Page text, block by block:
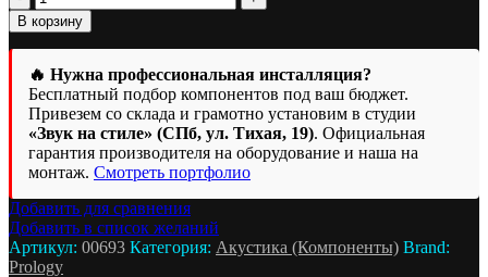
товара
Динамики
Prology
RX-
165
KRAKEN
-
2
полосная
акустическая
система
В корзину
🔥 Нужна профессиональная инсталляция?
Бесплатный подбор компонентов под ваш бюджет.
Привезем со склада и грамотно установим в студии
«Звук на стиле» (СПб, ул. Тихая, 19). Официальная
гарантия производителя на оборудование и наша на
монтаж. Смотреть портфолио
Добавить для сравнения
Добавить в список желаний
Артикул: 00693 Категория: Акустика (Компоненты) Brand:
Prology